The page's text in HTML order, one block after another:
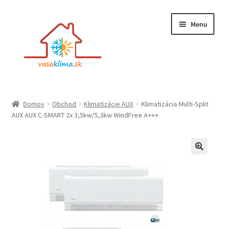
navigáciu
Menu
Obchod
Kontaktné informácie
Domov Obchod Klimatizácie AUX
Klimatizácia Multi-Split
AUX AUX C-SMART 2x 3,5kw/5,3kw WindFree A+++